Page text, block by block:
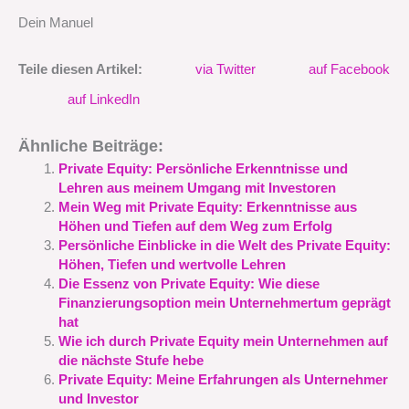
Dein Manuel
Teile diesen Artikel: via Twitter auf Facebook
auf LinkedIn
Ähnliche Beiträge:
Private Equity: Persönliche Erkenntnisse und
Lehren aus meinem Umgang mit Investoren
Mein Weg mit Private Equity: Erkenntnisse aus
Höhen und Tiefen auf dem Weg zum Erfolg
Persönliche Einblicke in die Welt des Private Equity:
Höhen, Tiefen und wertvolle Lehren
Die Essenz von Private Equity: Wie diese
Finanzierungsoption mein Unternehmertum geprägt
hat
Wie ich durch Private Equity mein Unternehmen auf
die nächste Stufe hebe
Private Equity: Meine Erfahrungen als Unternehmer
und Investor